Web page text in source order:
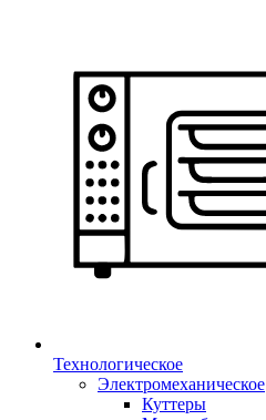
Технологическое
Электромеханическое
Куттеры